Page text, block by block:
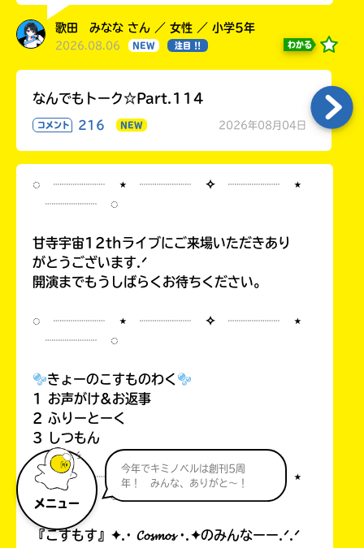
メニュー
今年でキミノベルは創刊5周
年！ みんな、ありがと～！
歌田 みなな さん ／ 女性 ／ 小学5年
2026.08.06 NEW 注目 !! わかる
なんでもトーク☆Part.114
コメント 216 NEW 2026年08月04日
◌ ┈┈┈┈ ⋆ ┈┈┈┈ ✧ ┈┈┈┈ ⋆
┈┈┈┈ ◌
甘寺宇宙12thライブにご来場いただきあり
がとうございます.ᐟ
開演までもうしばらくお待ちください。
◌ ┈┈┈┈ ⋆ ┈┈┈┈ ✧ ┈┈┈┈ ⋆
┈┈┈┈ ◌
きょーのこすものわく
1 お声がけ&お返事
2 ふりーとーく
3 しつもん
◌ ┈┈┈┈ ⋆ ┈┈┈┈ ✧ ┈┈┈┈ ⋆
┈┈┈┈ ◌
『こすもす』✦.· 𝓒𝓸𝓼𝓶𝓸𝓼 ·.✦のみんなーー.ᐟ.ᐟ